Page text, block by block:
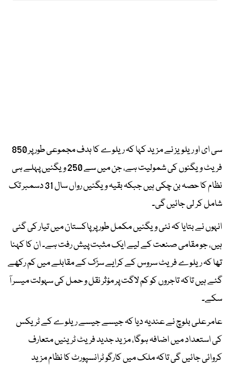
سی ای او ریلویز نے مزید کہا کہ ریلوے کا ہدف مجموعی طور پر 850
فریٹ ویگنوں کی شمولیت ہے، جن میں سے 250 ویگنیں پہلے ہی
نظام کا حصہ بن چکی ہیں جبکہ بقیہ ویگنیں رواں سال 31 دسمبر تک
شامل کر لی جائیں گی۔
انہوں نے بتایا کہ نئی ویگنیں مکمل طور پر پاکستان میں تیار کی گئی
ہیں، جو مقامی صنعت کے لیے ایک مثبت پیش رفت ہے۔ ان کا کہنا
تھا کہ ریلوے فریٹ سروس کے کرایے سڑک کے مقابلے میں کم رکھے
گئے ہیں تاکہ تاجروں کو کم لاگت پر مؤثر نقل و حمل کی سہولت میسر آ
سکے۔
عامر علی بلوچ نے عندیہ دیا کہ جیسے جیسے ریلوے کے ٹریکس
کی استعداد میں اضافہ ہوگا، مزید جدید فریٹ ٹرینیں متعارف
کروائی جائیں گی تاکہ ملک میں کارگو ٹرانسپورٹ کا نظام مزید